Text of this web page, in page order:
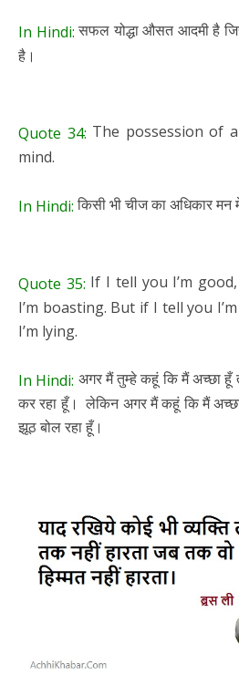
In Hindi:सफल योद्धा औसत आदमी है
है।
Quote 34: The possession of
mind.
In Hindi:किसी भी चीज का अधिकार मन
Quote 35: If I tell you I’m
I’m boasting. But if I tell you
I’m lying.
In Hindi: अगर मैं तुम्हे कहूं कि मैं अच्छा हूँ
कर रहा हूँ। लेकिन अगर मैं कहूं कि मैं
झूठ बोल रहा हूँ।